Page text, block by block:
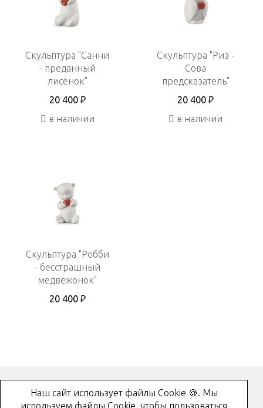
Скульптура "Санни
- преданный
лисёнок"
20 400 ₽
в наличии
Скульптура "Риз -
Сова
предсказатель"
20 400 ₽
в наличии
Скульптура "Робби
- бесстрашный
медвежонок"
20 400 ₽
Как купить?
Наш сайт использует файлы Cookie 🍪. Мы
используем файлы Cookie, чтобы пользоваться